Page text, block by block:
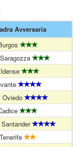
Avversaria
Oviedo
Santander
Tenerife